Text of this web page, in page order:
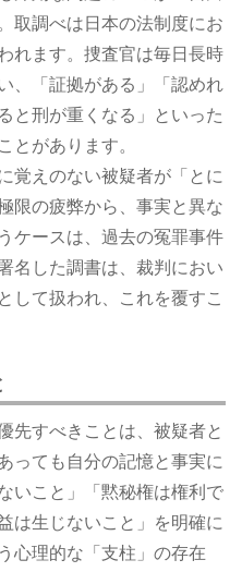
取調べは日本の法制度にお
れます。捜査官は毎日長時
、「証拠がある」「認めれ
と刑が重くなる」といった
とがあります。
覚えのない被疑者が「とに
限の疲弊から、事実と異な
ケースは、過去の冤罪事件
名した調書は、裁判におい
して扱われ、これを覆すこ
先すべきことは、被疑者と
っても自分の記憶と事実に
いこと」「黙秘権は権利で
は生じないこと」を明確に
心理的な「支柱」の存在